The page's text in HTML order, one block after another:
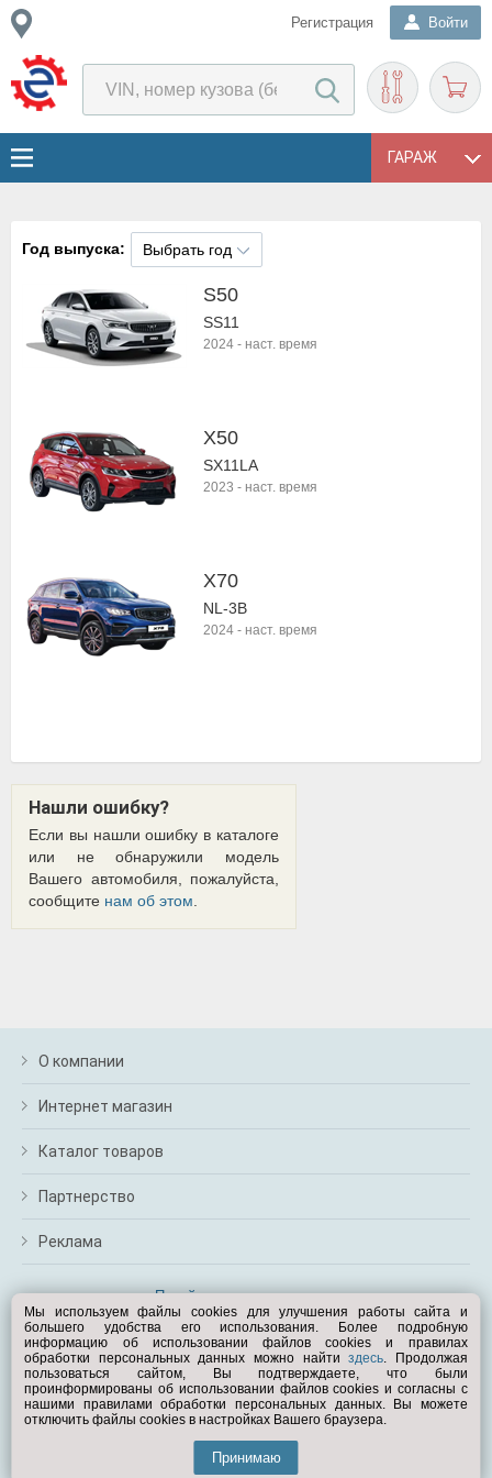
Регистрация Войти
ГАРАЖ
Год выпуска: Выбрать год
S50
SS11
2024 - наст. время
X50
SX11LA
2023 - наст. время
X70
NL-3B
2024 - наст. время
Нашли ошибку?
Если вы нашли ошибку в каталоге
или не обнаружили модель
Вашего автомобиля, пожалуйста,
сообщите нам об этом
О компании
Интернет магазин
Каталог товаров
Партнерство
Реклама
Перейти на полную версию
Вам помочь?
© Exist.ru 1998—2026
Мы используем файлы cookies для улучшения работы сайта и
большего удобства его использования. Более подробную
информацию об использовании файлов cookies и правилах
обработки персональных данных можно найтиздесь. Продолжая
пользоваться сайтом, Вы подтверждаете, что были
проинформированы об использовании файлов cookies и согласны с
нашими правилами обработки персональных данных. Вы можете
отключить файлы cookies в настройках Вашего браузера.
Принимаю